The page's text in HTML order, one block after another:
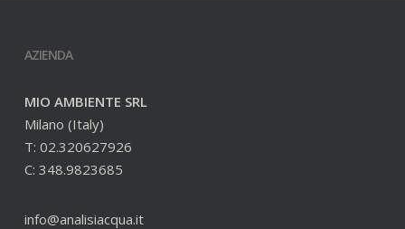
AZIENDA
MIO AMBIENTE SRL
Milano (Italy)
T: 02.320627926
C: 348.9823685
info@analisiacqua.it